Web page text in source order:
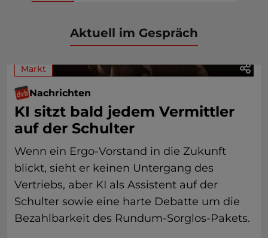
Aktuell im Gespräch
Markt
Nachrichten
KI sitzt bald jedem Vermittler
auf der Schulter
Wenn ein Ergo-Vorstand in die Zukunft
blickt, sieht er keinen Untergang des
Vertriebs, aber KI als Assistent auf der
Schulter sowie eine harte Debatte um die
Bezahlbarkeit des Rundum-Sorglos-Pakets.